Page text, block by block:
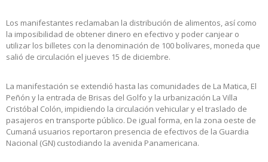
Los manifestantes reclamaban la distribución de alimentos, así como
la imposibilidad de obtener dinero en efectivo y poder canjear o
utilizar los billetes con la denominación de 100 bolívares, moneda que
salió de circulación el jueves 15 de diciembre.
La manifestación se extendió hasta las comunidades de La Matica, El
Peñón y la entrada de Brisas del Golfo y la urbanización La Villa
Cristóbal Colón, impidiendo la circulación vehicular y el traslado de
pasajeros en transporte público. De igual forma, en la zona oeste de
Cumaná usuarios reportaron presencia de efectivos de la Guardia
Nacional (GN) custodiando la avenida Panamericana.